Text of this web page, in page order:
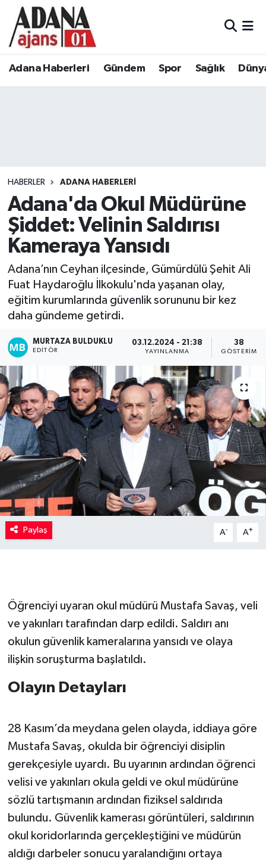
Adana Haberleri Gündem Spor Sağlık
HABERLER ADANA HABERLERI
Adana'da Okul Müdürüne
Şiddet: Velinin Saldırısı
Kameraya Yansıdı
Adana’nın Ceyhan ilçesinde, Gümürdülü Şehit Ali
Fuat Haydaroğlu İlkokulu'nda yaşanan olay,
eğitim kurumlarında güvenlik sorununu bir kez
daha gündeme getirdi.
MURTAZA BULDUKLU
EDITÖR
03.12.2024 - 21:38
YAYINLANMA
38
GÖSTERIM
Paylaş A- A+
Öğrenciyi uyaran okul müdürü Mustafa Savaş, veli
ve yakınları tarafından darp edildi. Saldırı anı
okulun güvenlik kameralarına yansıdı ve olaya
ilişkin soruşturma başlatıldı.
Olayın Detayları
28 Kasım’da meydana gelen olayda, iddiaya göre
Mustafa Savaş, okulda bir öğrenciyi disiplin
gerekçesiyle uyardı. Bu uyarının ardından öğrenci
velisi ve yakınları okula geldi ve okul müdürüne
sözlü tartışmanın ardından fiziksel saldırıda
bulundu. Güvenlik kamerası görüntüleri, saldırının
okul koridorlarında gerçekleştiğini ve müdürün
aldığı darbeler sonucu yaralandığını ortaya
Adana Haberleri
Eğitim
Siyaset
Kadın
Magazin
Yaşam
Adana Nöbetçi Eczaneler
Tüm Manşetler
Son Dakika Haberleri
Haber Arşivi